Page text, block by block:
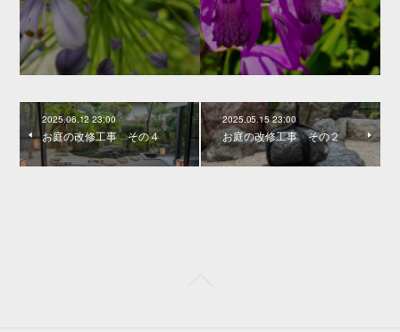
2025.06.12 23:00
お庭の改修工事 その４
2025.05.15 23:00
お庭の改修工事 その２